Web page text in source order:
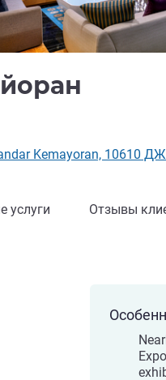
Kemayoran, 10610
услуги Отзывы